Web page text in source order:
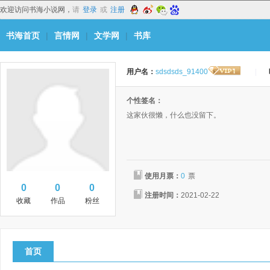
欢迎访问书海小说网， 请 登录 或 注册
书海首页 | 言情网 | 文学网 | 书库
0
收藏
0
作品
0
粉丝
用户名： sdsdsds_91400
个性签名：
这家伙很懒，什么也没留下。
使用月票： 0 票
注册时间： 2021-02-22
首页